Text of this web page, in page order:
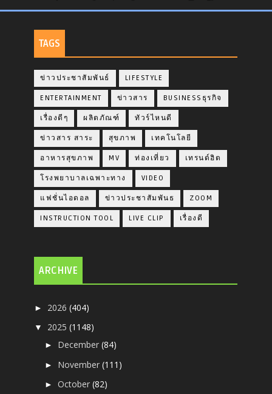
TAGS
ข่าวประชาสัมพันธ์ LIFESTYLE
ENTERTAINMENT ข่าวสาร BUSINESSธุรกิจ
เรื่องดีๆ ผลิตภัณฑ์ ทัวร์ไหนดี
ข่าวสาร สาระ สุขภาพ เทคโนโลยี
อาหารสุขภาพ MV ท่องเที่ยว เทรนด์ฮิต
โรงพยาบาลเฉพาะทาง VIDEO
แฟชั่นไอดอล ข่าวประชาสัมพันธ ZOOM
INSTRUCTION TOOL LIVE CLIP เรื่องดี
ARCHIVE
► 2026(404)
▼ 2025(1148)
► December(84)
► November(111)
►October(82)